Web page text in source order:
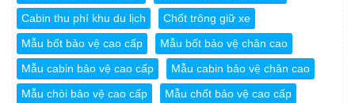
Cabin thu phí khu du lịch
Chốt trông giữ xe
Mẫu bốt bảo vệ cao cấp
Mẫu bốt bảo vệ chân cao
Mẫu cabin bảo vệ cao cấp
Mẫu cabin bảo vệ chân cao
Mẫu chòi bảo vệ cao cấp
Mẫu chốt bảo vệ cao cấp